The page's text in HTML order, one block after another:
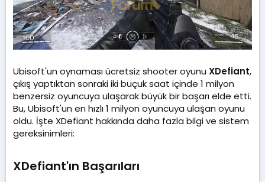
Ubisoft'un oynaması ücretsiz shooter oyunu XDefiant,
çıkış yaptıktan sonraki iki buçuk saat içinde 1 milyon
benzersiz oyuncuya ulaşarak büyük bir başarı elde etti.
Bu, Ubisoft'un en hızlı 1 milyon oyuncuya ulaşan oyunu
oldu. İşte XDefiant hakkında daha fazla bilgi ve sistem
gereksinimleri:
XDefiant'ın Başarıları​